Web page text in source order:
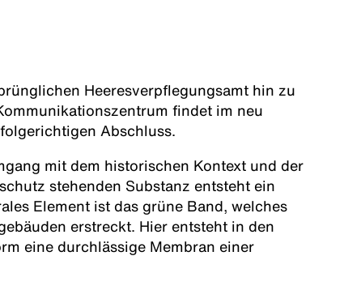
Heeresverpflegungsamt hin zu
findet im neu
Abschluss.
mit dem historischen Kontext und der
stehenden Substanz entsteht ein
Element ist das grüne Band, welches
erstreckt. Hier entsteht in den
eine durchlässige Membran einer